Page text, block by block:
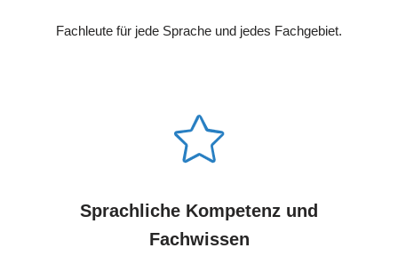
Fachleute für jede Sprache und jedes Fachgebiet.
Sprachliche Kompetenz und
Fachwissen